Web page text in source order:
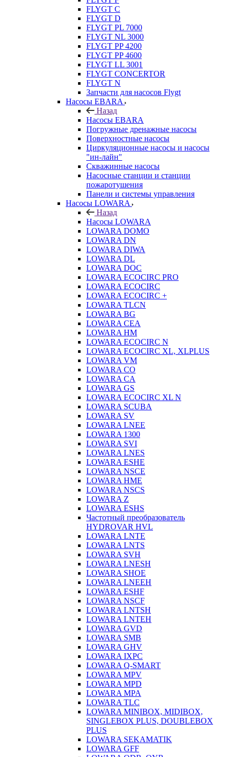
FLYGT C
FLYGT D
FLYGT PL 7000
FLYGT NL 3000
FLYGT PP 4200
FLYGT PP 4600
FLYGT LL 3001
FLYGT CONCERTOR
FLYGT N
Запчасти для насосов Flygt
Насосы EBARA
Назад
Насосы EBARA
Погружные дренажные насосы
Поверхностные насосы
Циркуляционные насосы и насосы
"ин-лайн"
Скважинные насосы
Насосные станции и станции
пожаротушения
Панели и системы управления
Насосы LOWARA
Назад
Насосы LOWARA
LOWARA DOMO
LOWARA DN
LOWARA DIWA
LOWARA DL
LOWARA DOC
LOWARA ECOCIRC PRO
LOWARA ECOCIRC
LOWARA ECOCIRC +
LOWARA TLCN
LOWARA BG
LOWARA CEA
LOWARA HM
LOWARA ECOCIRC N
LOWARA ECOCIRC XL, XLPLUS
LOWARA VM
LOWARA CO
LOWARA CA
LOWARA GS
LOWARA ECOCIRC XL N
LOWARA SCUBA
LOWARA SV
LOWARA LNEE
LOWARA 1300
LOWARA SVI
LOWARA LNES
LOWARA ESHE
LOWARA NSCE
LOWARA HME
LOWARA NSCS
LOWARA Z
LOWARA ESHS
Частотный преобразователь
HYDROVAR HVL
LOWARA LNTE
LOWARA LNTS
LOWARA SVH
LOWARA LNESH
LOWARA SHOE
LOWARA LNEEH
LOWARA ESHF
LOWARA NSCF
LOWARA LNTSH
LOWARA LNTEH
LOWARA GVD
LOWARA SMB
LOWARA GHV
LOWARA IXPС
LOWARA Q-SMART
LOWARA MPV
LOWARA MPD
LOWARA MPA
LOWARA TLC
LOWARA MINIBOX, MIDIBOX,
SINGLEBOX PLUS, DOUBLEBOX
PLUS
LOWARA SEKAMATIK
LOWARA GFF